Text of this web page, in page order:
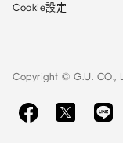
Cookie設定
Copyright © G.U. CO.,